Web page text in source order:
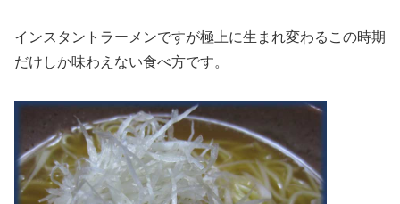
インスタントラーメンですが極上に生まれ変わるこの時期
だけしか味わえない食べ方です。